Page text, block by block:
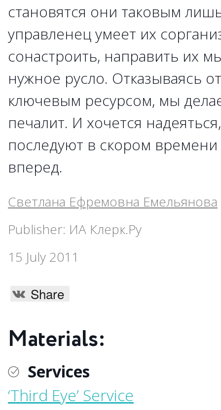
становятся они таковым
управленец умеет их
сонастроить, направить их
нужное русло. Отказываясь
ключевым ресурсом, мы
печалит. И хочется
последуют в скором
вперед.
Светлана Ефремовна Емельянова
Publisher: ИА Клерк.Ру
15 July 2011
Share
Materials:
Services
‘Third Eye’ Service